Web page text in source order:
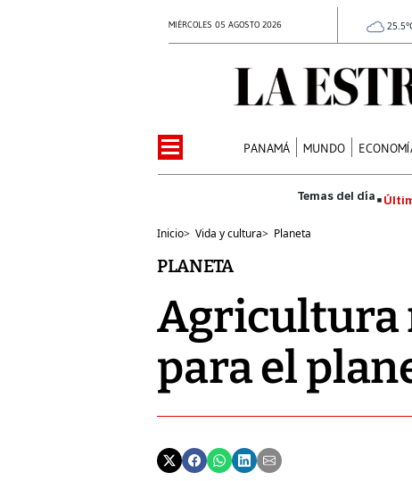
MIÉRCOLES 05 AGOSTO 2026
PANAMÁ MUNDO
Inicio> Vida y cultura> Planeta
PLANETA
Agricultura
para el